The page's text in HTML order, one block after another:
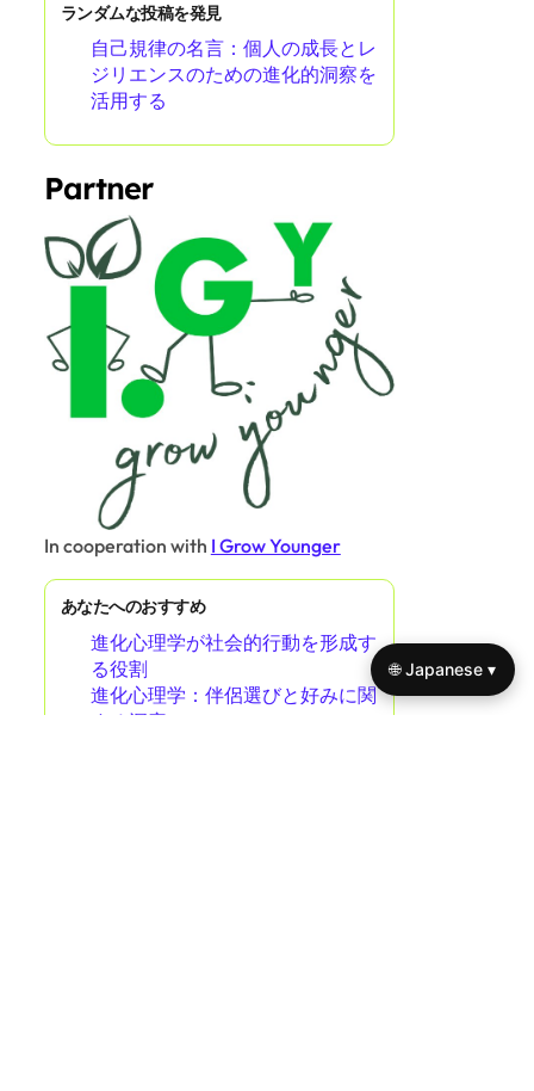
ランダムな投稿を発見
自己規律の名言：個人の成長とレ
ジリエンスのための進化的洞察を
活用する
Partner
In cooperation with I Grow Younger
あなたへのおすすめ
進化心理学が社会的行動を形成す
る役割
進化心理学：伴侶選びと好みに関
する洞察
🌐 Japanese ▾